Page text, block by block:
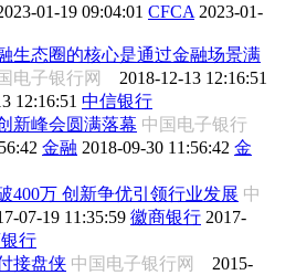
01-19 09:04:01 CFCA 2023-01-
生态圈的核心是通过金融场景满
电子银行网 2018-12-13 12:16:51
12:16:51 中信银行
新峰会圆满落幕 中国电子银行
金融 2018-09-30 11:56:42 金
400万 创新争优引领行业发展 中
07-19 11:35:59 徽商银行 2017-
行
接盘侠 中国电子银行网 2015-